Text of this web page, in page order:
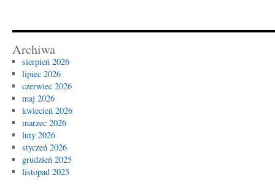
Archiwa
sierpień 2026
lipiec 2026
czerwiec 2026
maj 2026
kwiecień 2026
marzec 2026
luty 2026
styczeń 2026
grudzień 2025
listopad 2025